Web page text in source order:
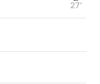
27‎’‎